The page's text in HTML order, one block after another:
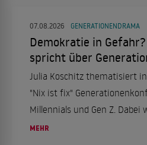
07.08.2026 GENERATIONENDRAMA
Demokratie in
spricht über
Julia Koschitz thematisiert
"Nix ist fix"
Millennials und Gen Z. Dabei
gesellschaftliche und
MEHR